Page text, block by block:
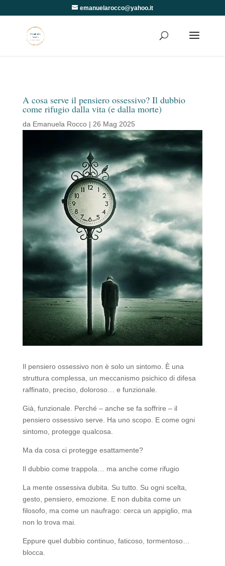
emanuelarocco@yahoo.it
A cosa serve il pensiero ossessivo? Il dubbio
come rifugio dalla vita (e dalla morte)
da Emanuela Rocco| 26 Mag 2025
Il pensiero ossessivo non è solo un sintomo. È una
struttura complessa, un meccanismo psichico di difesa
raffinato, preciso, doloroso… e funzionale.
Già, funzionale. Perché – anche se fa soffrire – il
pensiero ossessivo serve. Ha uno scopo. E come ogni
sintomo, protegge qualcosa.
Ma da cosa ci protegge esattamente?
Il dubbio come trappola… ma anche come rifugio
La mente ossessiva dubita. Su tutto. Su ogni scelta,
gesto, pensiero, emozione. E non dubita come un
filosofo, ma come un naufrago: cerca un appiglio, ma
non lo trova mai.
Eppure quel dubbio continuo, faticoso, tormentoso…
blocca.